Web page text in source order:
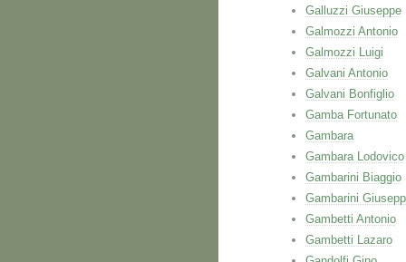
Galluzzi Giuseppe
Galmozzi Antonio
Galmozzi Luigi
Galvani Antonio
Galvani Bonfiglio
Gamba Fortunato
Gambara
Gambara Lodovico
Gambarini Biaggio
Gambarini
Gambetti Antonio
Gambetti Lazaro